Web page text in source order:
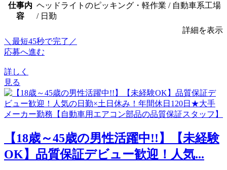
仕事内
容
ヘッドライトのピッキング・軽作業 / 自動車系工場
/ 日勤
詳細を表示
＼最短45秒で完了／
応募へ進む
詳しく
見る
【18歳～45歳の男性活躍中!!】【未経験
OK】品質保証デビュー歓迎！人気...